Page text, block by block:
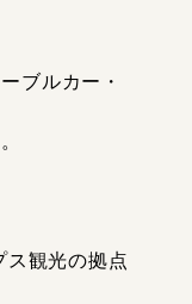
ブルカー・
ス観光の拠点